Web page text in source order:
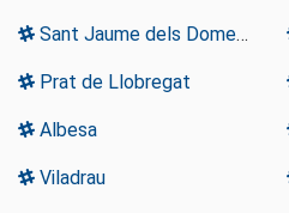
Sant Jaume dels Domenys
Prat de Llobregat
Albesa
Viladrau